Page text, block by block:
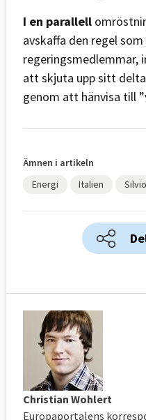
I en parallell
avskaffa den regel
regeringsmedlemmar,
att skjuta upp sitt
genom att hänvisa till
Ämnen i artikeln
Energi
Italien
Christian Wohlert
Europaportalens